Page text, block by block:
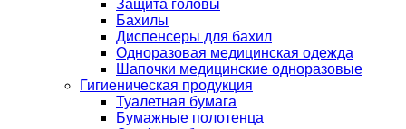
Защита головы
Бахилы
Диспенсеры для бахил
Одноразовая медицинская одежда
Шапочки медицинские одноразовые
Гигиеническая продукция
Туалетная бумага
Бумажные полотенца